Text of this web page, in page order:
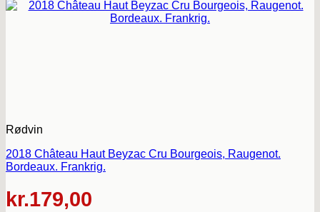
Rødvin
2018 Château Haut Beyzac Cru Bourgeois, Raugenot.
Bordeaux. Frankrig.
kr.179,00